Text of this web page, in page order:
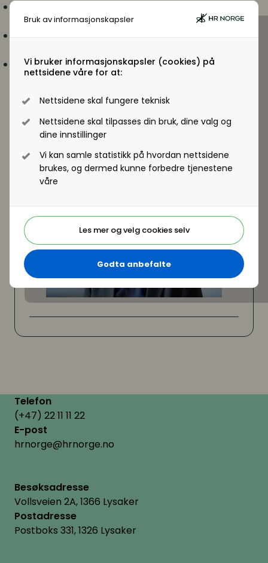
Bruk av informasjonskapsler
Vi bruker informasjonskapsler (cookies) på
nettsidene våre for at:
Nettsidene skal fungere teknisk
Nettsidene skal tilpasses din bruk, dine valg og
dine innstillinger
Vi kan samle statistikk på hvordan nettsidene
brukes, og dermed kunne forbedre tjenestene
våre
Les mer og velg cookies selv
Godta anbefalte
grensene for misbruk av styringsretten
Reklassifisering og vurderingen av når en
Ferske avgjørelser fra lagmannsrettene, status på
overtid for deltidsansatte og de viktigste signalene
Benedicte Hille ogTerje Gerhard Andersen
advokater og partnere i Advokatfirmaet Helmr
Telefon
(+47) 22 11 11 22
E-post
hrnorge@hrnorge.no
Besøksadresse
Vollsveien 2A, 1366 Lysaker
Postadresse
Postboks 331, 1326 Lysaker